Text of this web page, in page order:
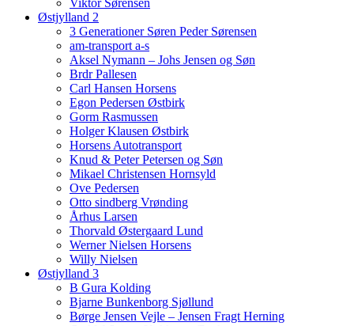
Viktor Sørensen
Østjylland 2
3 Generationer Søren Peder Sørensen
am-transport a-s
Aksel Nymann – Johs Jensen og Søn
Brdr Pallesen
Carl Hansen Horsens
Egon Pedersen Østbirk
Gorm Rasmussen
Holger Klausen Østbirk
Horsens Autotransport
Knud & Peter Petersen og Søn
Mikael Christensen Hornsyld
Ove Pedersen
Otto sindberg Vrønding
Århus Larsen
Thorvald Østergaard Lund
Werner Nielsen Horsens
Willy Nielsen
Østjylland 3
B Gura Kolding
Bjarne Bunkenborg Sjøllund
Børge Jensen Vejle – Jensen Fragt Herning